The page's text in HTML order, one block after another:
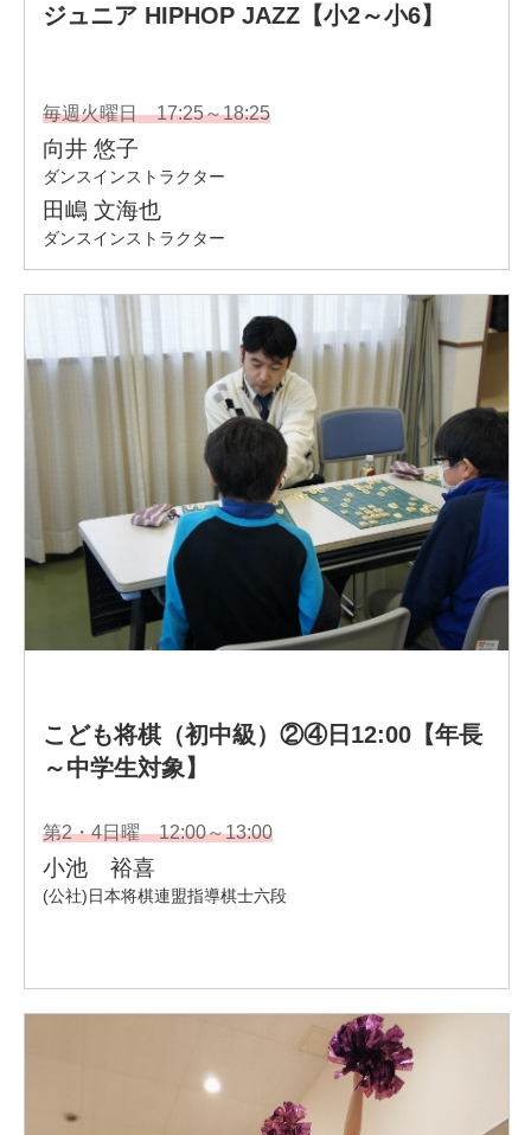
「ティーチャーズ」仲間京子役
ミュージカル「VOIVE」シンシア役他
【CM.TV】
仮面ライダーカブト カスミ役
富士ハウス『君を守りたい』
【主な振付作品】
・「博多とんこつラーメンズ」
・「真夜中のオカルト公務員」
・リーディングミュージカル「THE SHOW TIME」
・「THE SHOW TIME」
・「THE SHOW TIME 2nd STAGE」
・「ツキトオカト」
・超次元ミュージカル「ネプティーヌ 」
・魔法歌劇「アルマギア」～Episode.0～
・ダンスボーカルグループ「DAiZzy」振付担当
他多数